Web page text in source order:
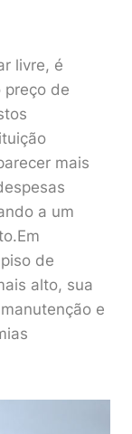
livre, é
preço de
mais
a um
de
alto, sua
e